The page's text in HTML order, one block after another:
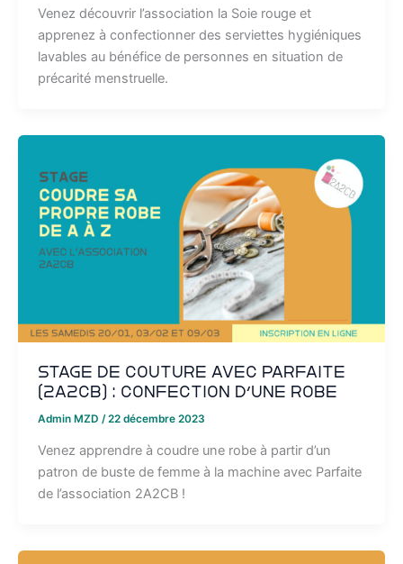
Venez découvrir l’association la Soie rouge et
apprenez à confectionner des serviettes hygiéniques
lavables au bénéfice de personnes en situation de
précarité menstruelle.
Stage de couture avec Parfaite
(2A2CB) : confection d’une robe
Admin MZD /22 décembre 2023
Venez apprendre à coudre une robe à partir d’un
patron de buste de femme à la machine avec Parfaite
de l’association 2A2CB !